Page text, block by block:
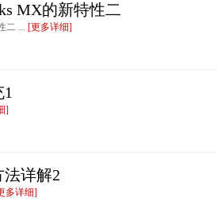
MX的新特性二
二 ... [更多详细]
]
详解2
多详细]